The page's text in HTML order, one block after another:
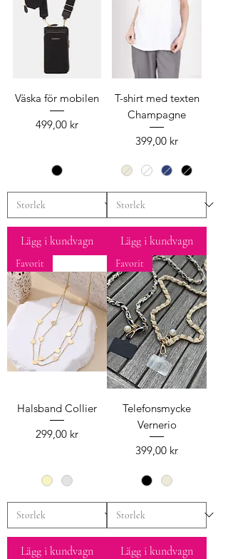
Väska för mobilen
Pris
499,00 kr
Lägg i kundvagn
T-shirt med texten
Champagne
Pris
399,00 kr
Lägg i kundvagn
Favorit
Halsband Collier
Pris
299,00 kr
Lägg i kundvagn
Favorit
Telefonsmycke
Vernerio
Pris
399,00 kr
Lägg i kundvagn